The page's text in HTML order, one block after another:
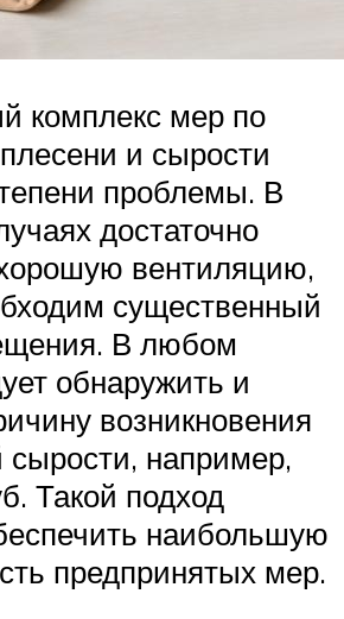
комплекс мер по
и сырости
проблемы. В
достаточно
вентиляцию,
существенный
В любом
обнаружить и
возникновения
например,
Такой подход
наибольшую
предпринятых мер.